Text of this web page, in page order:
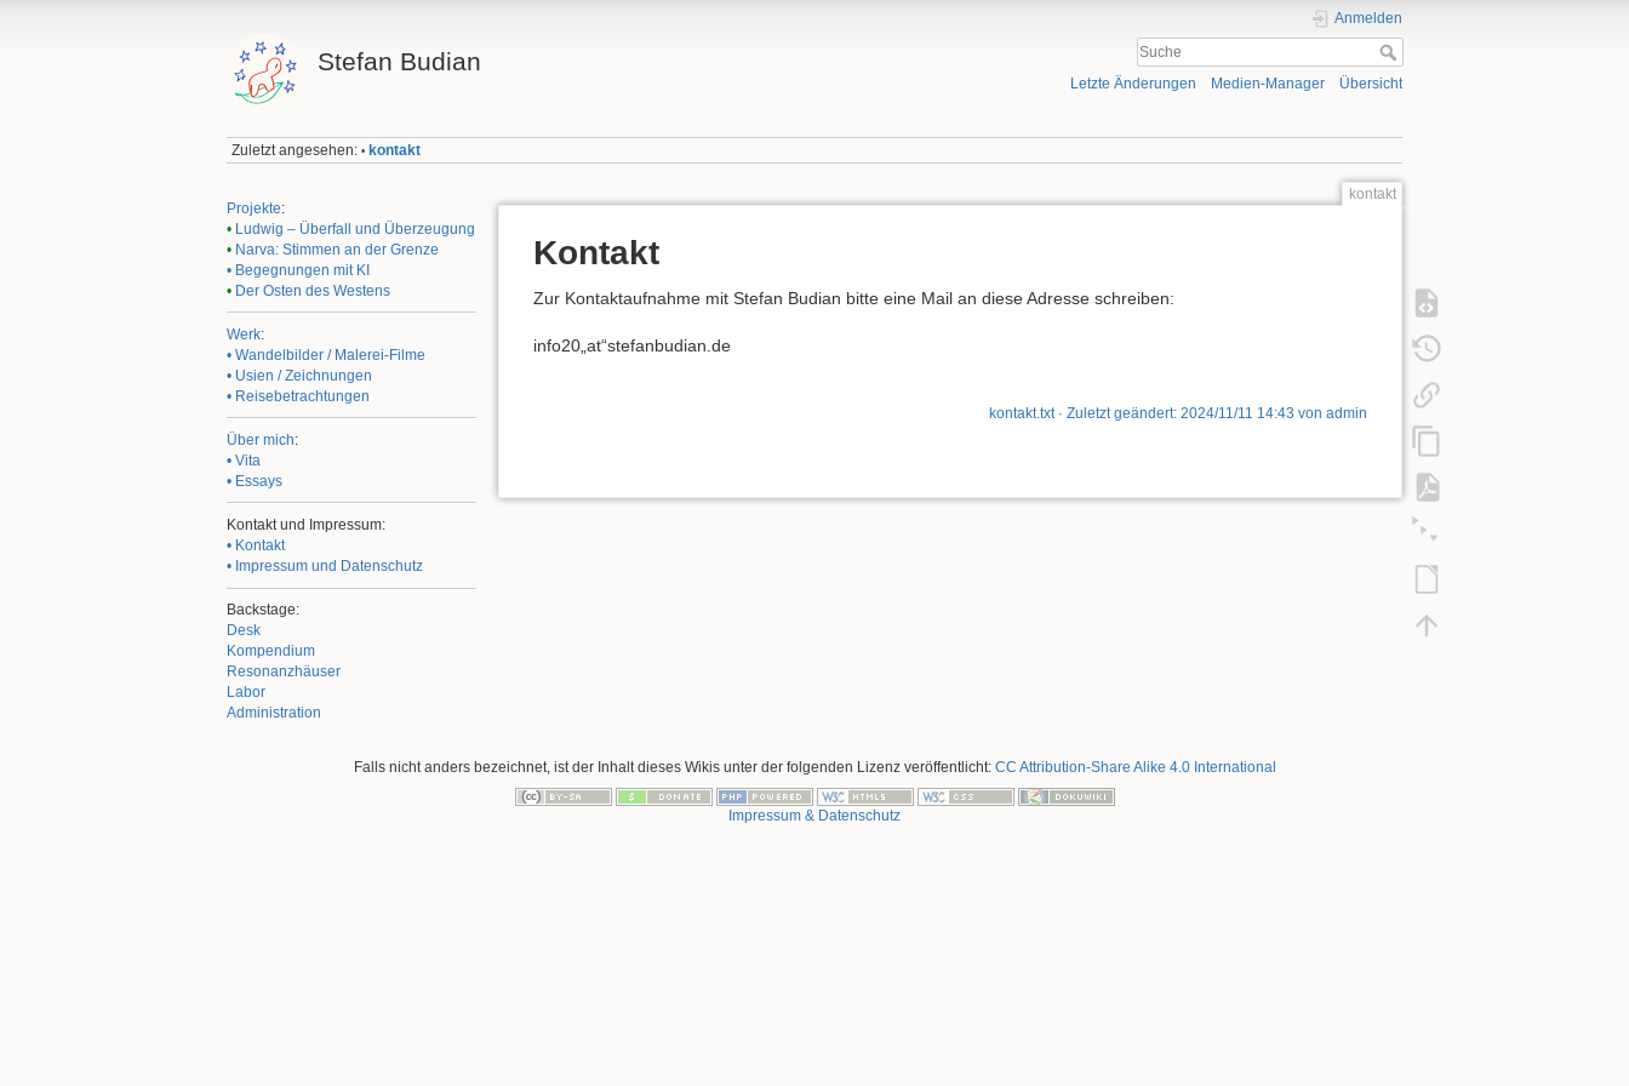
Stefan Budian
Anmelden
Letzte Änderungen Medien-Manager Übersicht
Zuletzt angesehen: • kontakt
Projekte:
• Ludwig – Überfall und Überzeugung
• Narva: Stimmen an der Grenze
• Begegnungen mit KI
• Der Osten des Westens
Werk:
• Wandelbilder / Malerei-Filme
• Usien / Zeichnungen
• Reisebetrachtungen
Über mich:
• Vita
• Essays
Kontakt und Impressum:
• Kontakt
• Impressum und Datenschutz
Backstage:
Desk
Kompendium
Resonanzhäuser
Labor
Administration
kontakt
Kontakt
Zur Kontaktaufnahme mit Stefan Budian bitte eine Mail an diese Adresse schreiben:
info20„at“stefanbudian.de
kontakt.txt· Zuletzt geändert: 2024/11/11 14:43 von admin
Falls nicht anders bezeichnet, ist der Inhalt dieses Wikis unter der folgenden Lizenz veröffentlicht: CC Attribution-Share Alike 4.0 International
Impressum & Datenschutz